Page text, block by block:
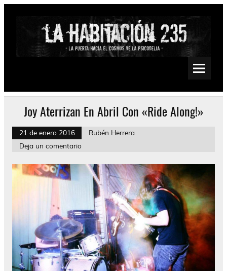
Saltar
Psychedelic, Stoner, Doom, Sludge, Fuzz, Space, Drone
Joy Aterrizan En Abril Con «Ride Along!»
21 de enero 2016
Rubén Herrera
Deja un comentario